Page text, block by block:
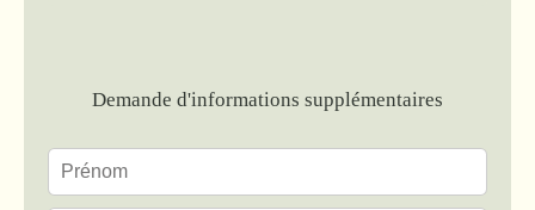
Demande d'informations supplémentaires